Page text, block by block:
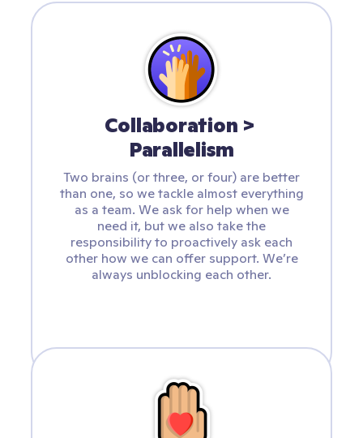
Collaboration >
Parallelism
Two brains (or three, or four) are better
than one, so we tackle almost everything
as a team. We ask for help when we
need it, but we also take the
responsibility to proactively ask each
other how we can offer support. We’re
always unblocking each other.